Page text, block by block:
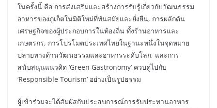
ในครั้งนี้ คือ การส่งเสริมและสร้างการรับรู้เกี่ยวกับวัฒนธรรม
อาหารของภูเก็ตในมิติใหม่ที่ทันสมัยและยั่งยืน, การผลักดัน
เศรษฐกิจของผู้ประกอบการในท้องถิ่น ทั้งร้านอาหารและ
เกษตรกร, การโปรโมตประเทศไทยในฐานะหนึ่งในจุดหมาย
ปลายทางด้านวัฒนธรรมและอาหารระดับโลก, และการ
สนับสนุนแนวคิด ‘Green Gastronomy’ ควบคู่ไปกับ
‘Responsible Tourism’ อย่างเป็นรูปธรรม
ผู้เข้าร่วมจะได้สัมผัสกับประสบการณ์การรับประทานอาหาร